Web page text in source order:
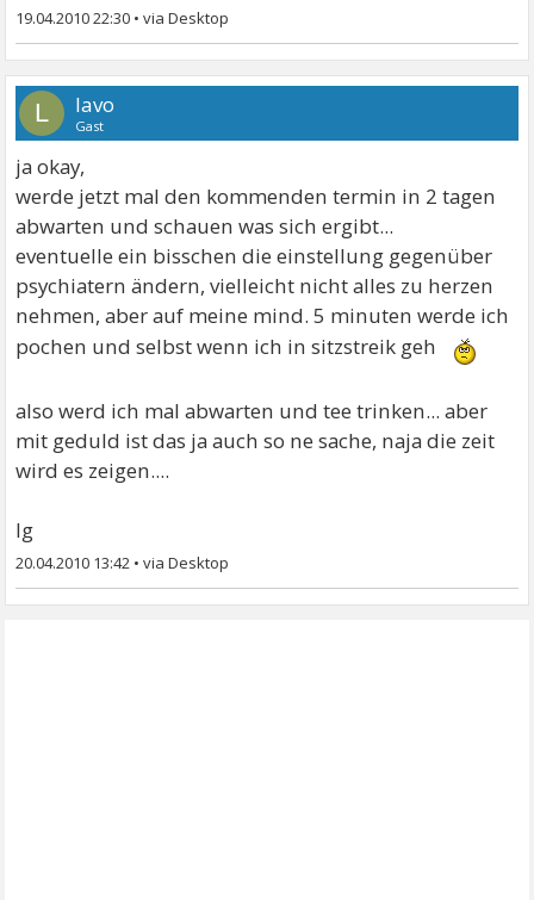
19.04.2010 22:30 •
L lavo
Gast
ja okay,
werde jetzt mal den kommenden termin in 2 tagen
abwarten und schauen was sich ergibt...
eventuelle ein bisschen die einstellung gegenüber
psychiatern ändern, vielleicht nicht alles zu herzen
nehmen, aber auf meine mind. 5 minuten werde ich
pochen und selbst wenn ich in sitzstreik geh
also werd ich mal abwarten und tee trinken... aber
mit geduld ist das ja auch so ne sache, naja die zeit
wird es zeigen....
lg
20.04.2010 13:42 •